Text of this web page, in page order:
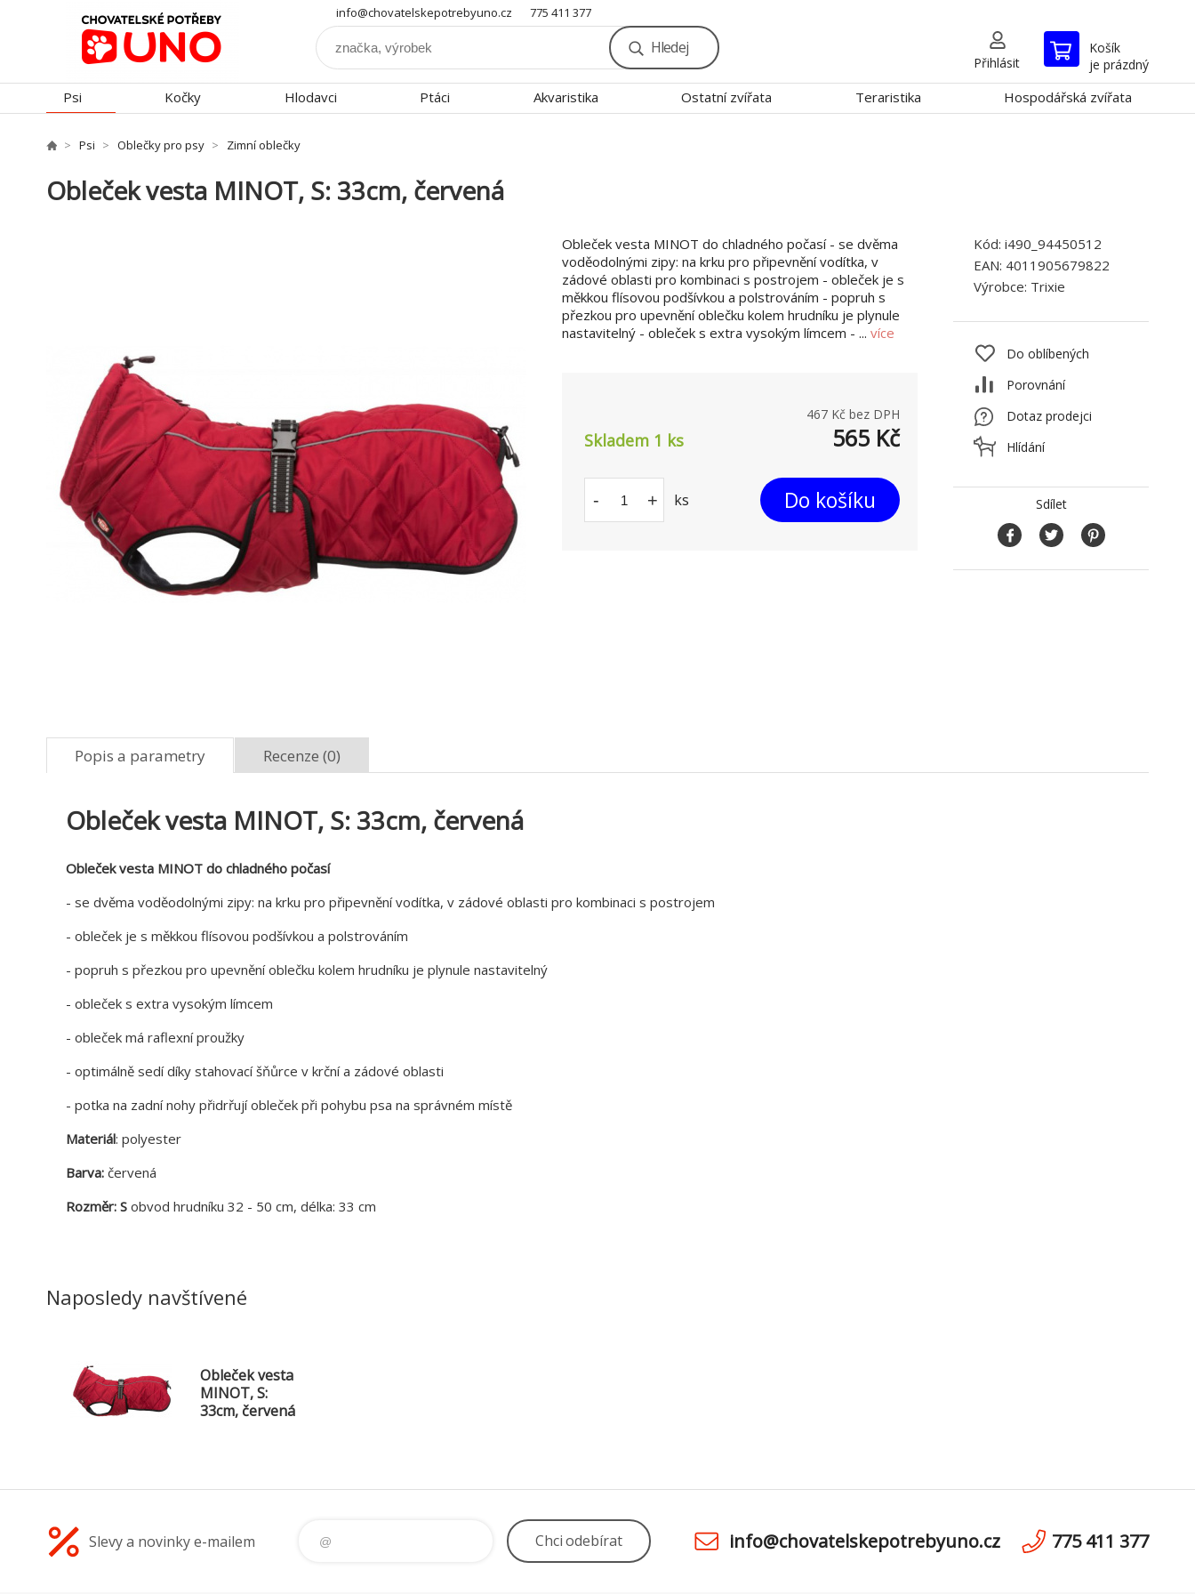
info@chovatelskepotrebyuno.cz 775 411 377
Hledej
Přihlásit
Košík
je prázdný
Psi Kočky Hlodavci Ptáci Akvaristika Ostatní zvířata Teraristika Hospodářská zvířata
Psi Oblečky pro psy Zimní oblečky
Obleček vesta MINOT, S: 33cm, červená
Obleček vesta MINOT do chladného počasí - se dvěma
voděodolnými zipy: na krku pro připevnění vodítka, v
zádové oblasti pro kombinaci s postrojem - obleček je s
měkkou flísovou podšívkou a polstrováním - popruh s
přezkou pro upevnění oblečku kolem hrudníku je plynule
nastavitelný - obleček s extra vysokým límcem - ... více
467 Kč bez DPH
Skladem 1 ks 565 Kč
- + ks Do košíku
Kód: i490_94450512
EAN: 4011905679822
Výrobce: Trixie
Do oblíbených
Porovnání
Dotaz prodejci
Hlídání
Sdílet
Popis a parametry Recenze (0)
Obleček vesta MINOT, S: 33cm, červená
Obleček vesta MINOT do chladného počasí
- se dvěma voděodolnými zipy: na krku pro připevnění vodítka, v zádové oblasti pro kombinaci s postrojem
- obleček je s měkkou flísovou podšívkou a polstrováním
- popruh s přezkou pro upevnění oblečku kolem hrudníku je plynule nastavitelný
- obleček s extra vysokým límcem
- obleček má raflexní proužky
- optimálně sedí díky stahovací šňůrce v krční a zádové oblasti
- potka na zadní nohy přidrřují obleček při pohybu psa na správném místě
Materiál: polyester
Barva: červená
Rozměr: S obvod hrudníku 32 - 50 cm, délka: 33 cm
Naposledy navštívené
Obleček vesta
MINOT, S:
33cm, červená
Slevy a novinky e-mailem Chciodebírat info@chovatelskepotrebyuno.cz 775 411 377